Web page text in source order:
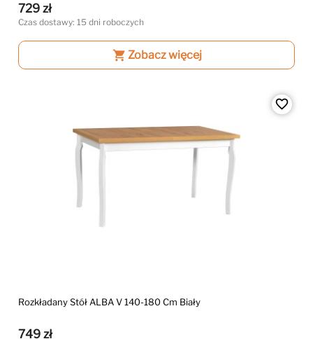
729 zł
Czas dostawy: 15 dni roboczych
shopping_cart Zobacz więcej
favorite_border
Rozkładany Stół ALBA V 140-180 Cm Biały
749 zł